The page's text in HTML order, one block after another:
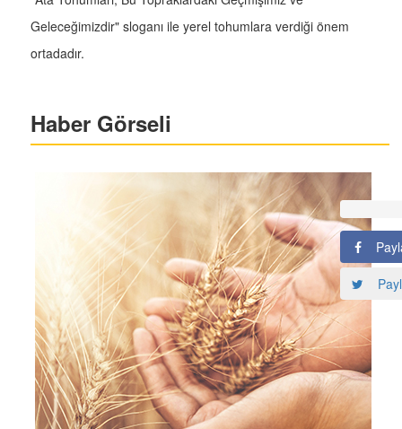
Geleceğimizdir" sloganı ile yerel tohumlara verdiği önem
ortadadır.
Haber Görseli